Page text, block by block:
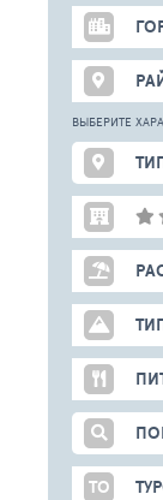
ВЫБЕРИТЕ
ТО